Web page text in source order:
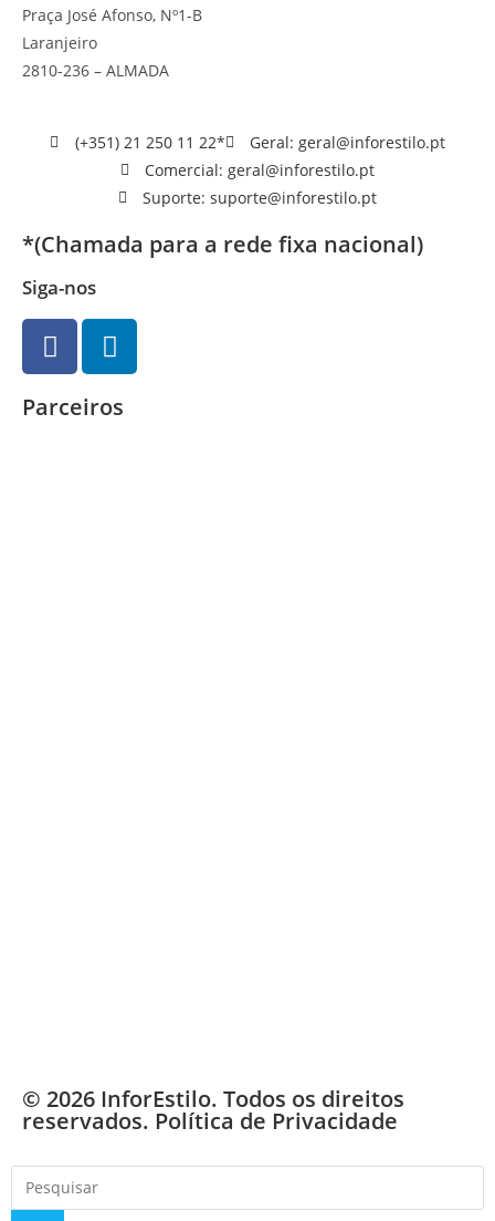
Praça José Afonso, Nº1-B
Laranjeiro
2810-236 – ALMADA
(+351) 21 250 11 22*
Geral: geral@inforestilo.pt
Comercial: geral@inforestilo.pt
Suporte: suporte@inforestilo.pt
*(Chamada para a rede fixa nacional)
Siga-nos
Parceiros
© 2026 InforEstilo. Todos os direitos
reservados. Política de Privacidade